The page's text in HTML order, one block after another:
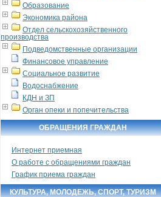
Образование
Экономика района
Отдел сельскохозяйственного
производства
Подведомственные организации
Финансовое управление
Социальное развитие
Водоснабжение
КДН и ЗП
Орган опеки и попечительства
ОБРАЩЕНИЯ ГРАЖДАН
Интернет приемная
О работе с обращениями граждан
График приема граждан
КУЛЬТУРА, МОЛОДЕЖЬ, СПОРТ, ТУРИЗМ